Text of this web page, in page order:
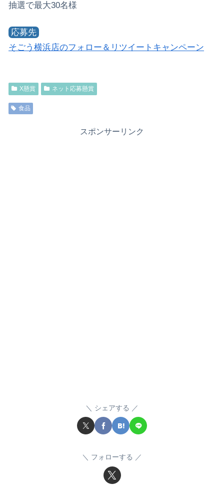
抽選で最大30名様
応募先
そごう横浜店のフォロー＆リツイートキャンペーン
X懸賞 ネット応募懸賞
食品
スポンサーリンク
シェアする
フォローする